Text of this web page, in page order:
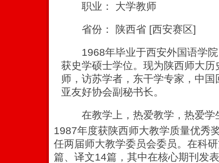
职业： 大学教师
省份： 陕西省 [西安赛区]
1968年毕业于西安外国语学院
获史学硕士学位。现为陕西师大
师，访苏学者，东干学专家，中
亚友好协会副秘书长。
在教学上，热爱教学，热爱学
1987年度获陕西师大教学质量优秀
任两届师大教学委员会委员。在科
篇、译文14篇，其中在核心期刊发